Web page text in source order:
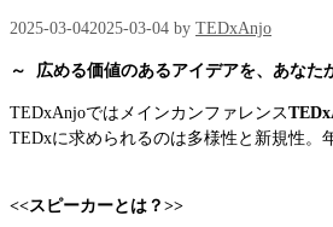
2025-03-042025-03-04 by TEDxAnjo
～ 広める価値のあるアイデアを、あなた
TEDxAnjoではメインカンファレンス
TEDxに求められるのは多様性と新規性。
<<スピーカーとは？>>